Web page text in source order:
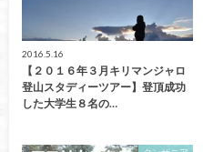
2016.5.16
【２０１６年３月キリマンジャロ
登山スタディーツアー】登頂成功
した大学生８名の…